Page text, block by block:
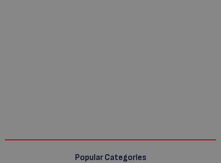
Popular Categories